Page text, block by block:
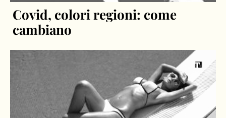
Covid, colori regioni: come
cambiano